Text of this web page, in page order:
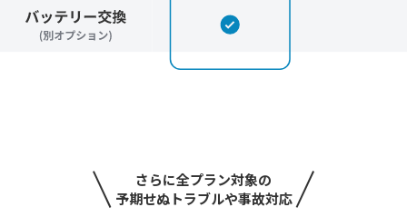
さらに全プラン対象の
予期せぬトラブルや事故対応